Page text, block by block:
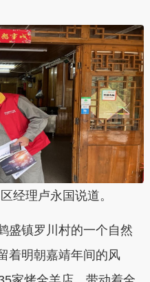
经理卢永国说道。
盛镇罗川村的一个自然
着明朝嘉靖年间的风